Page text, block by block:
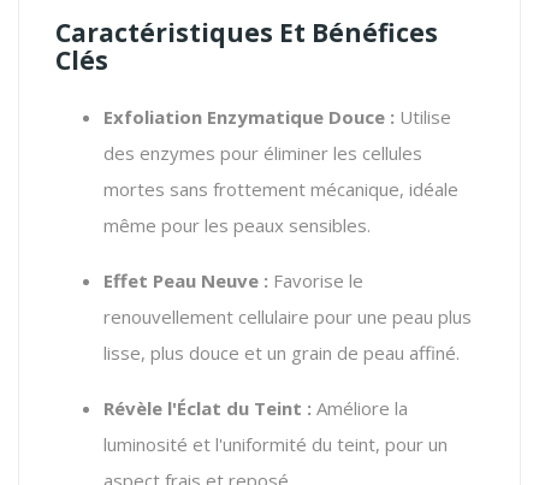
Caractéristiques Et Bénéfices
Clés
Exfoliation Enzymatique Douce : Utilise
des enzymes pour éliminer les cellules
mortes sans frottement mécanique, idéale
même pour les peaux sensibles.
Effet Peau Neuve : Favorise le
renouvellement cellulaire pour une peau plus
lisse, plus douce et un grain de peau affiné.
Révèle l'Éclat du Teint : Améliore la
luminosité et l'uniformité du teint, pour un
aspect frais et reposé.